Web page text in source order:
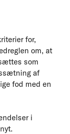
for,
om, at
som
af
fod med en
i